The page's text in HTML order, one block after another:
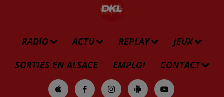
RADIO ACTU REPLAY
JEUX
SORTIES EN ALSACE
EMPLOI CONTACT